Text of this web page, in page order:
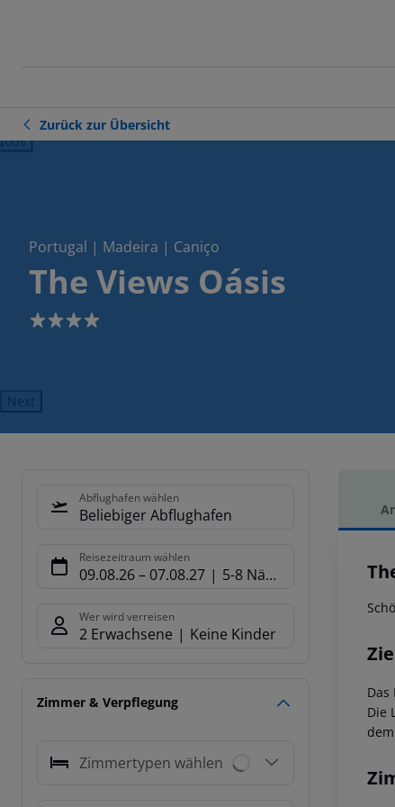
Zurück zur Übersicht
Portugal | Madeira | Caniço
The Views Oásis
4
Next
Abflughafen wählen
Beliebiger Abflughafen
Reisezeitraum wählen
09.08.26– 07.08.27 5-8 Nächte
Wer wird verreisen
2 Erwachsene Keine Kinder
Zimmer & Verpflegung
Zimmertypen wählen
Die